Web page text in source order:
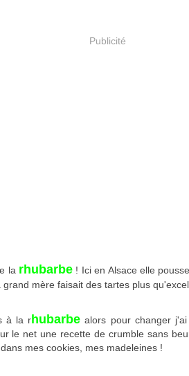
Publicité
la rhubarbe ! Ici en Alsace elle
grand mère faisait des tartes plus
à la rhubarbe alors pour changer
le net une recette de crumble sans
mes cookies, mes madeleines !